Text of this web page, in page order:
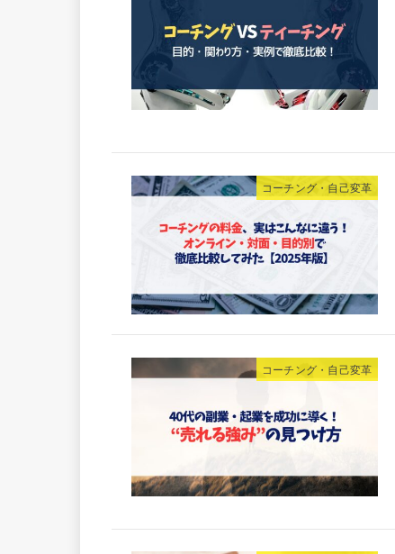
コーチング・自己変革
コーチング・自己変革